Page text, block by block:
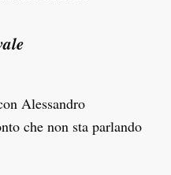
Alessandro
che non sta parlando